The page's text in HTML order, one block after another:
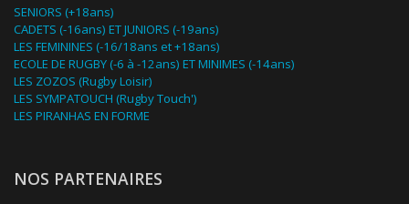
SENIORS (+18ans)
CADETS (-16ans) ET JUNIORS (-19ans)
LES FEMININES (-16/18ans et +18ans)
ECOLE DE RUGBY (-6 à -12ans) ET MINIMES (-14ans)
LES ZOZOS (Rugby Loisir)
LES SYMPATOUCH (Rugby Touch')
LES PIRANHAS EN FORME
NOS PARTENAIRES